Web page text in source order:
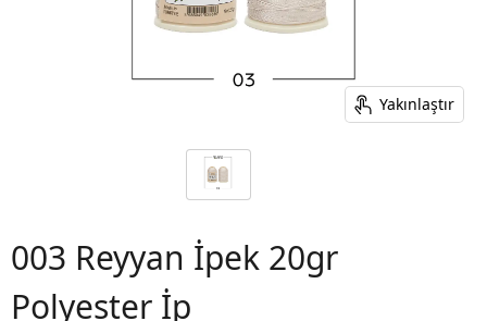
Yakınlaştır
003 Reyyan İpek 20gr
Polyester İp